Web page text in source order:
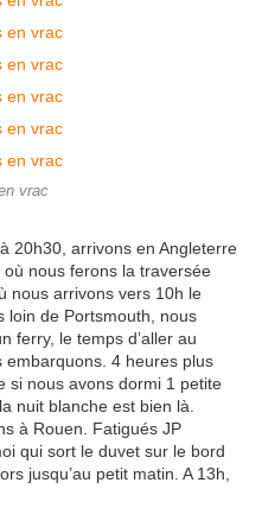
vrac
20h30, arrivons en Angleterre
nous ferons la traversée
nous arrivons vers 10h le
loin de Portsmouth, nous
ferry, le temps d’aller au
4 heures plus
si nous avons dormi 1 petite
nuit blanche est bien là.
à Rouen. Fatigués JP
qui sort le duvet sur le bord
jusqu’au petit matin. A 13h,